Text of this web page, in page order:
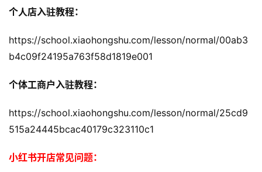
个人店入驻教程：
https://school.xiaohongshu.com/lesson/normal/00ab3
b4c09f24195a763f58d1819e001
个体工商户入驻教程：
https://school.xiaohongshu.com/lesson/normal/25cd9
515a24445bcac40179c323110c1
小红书开店常见问题：